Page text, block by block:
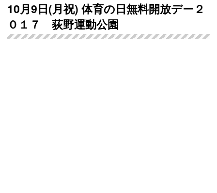
10月9日(月祝) 体育の日無料開放デー２
０１７ 荻野運動公園